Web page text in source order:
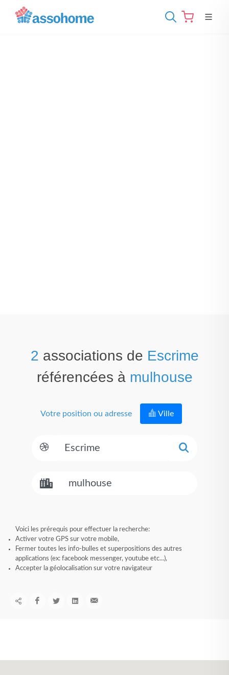
2 associations de Escrime
référencées à mulhouse
Votre position ou adresse Ville
Voici les prérequis pour effectuer la recherche:
Activer votre GPS sur votre mobile,
Fermer toutes les info-bulles et superpositions des autres
applications (ex: facebook messenger, youtube etc...),
Accepter la géolocalisation sur votre navigateur